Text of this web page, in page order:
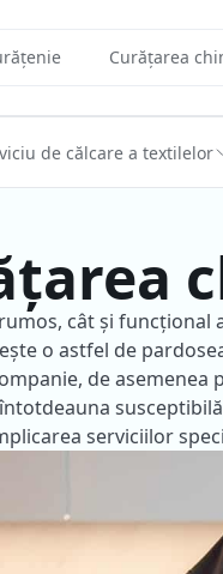
Curățarea
de călcare a textilelor
cât și
o astfel de
de
serviciilor